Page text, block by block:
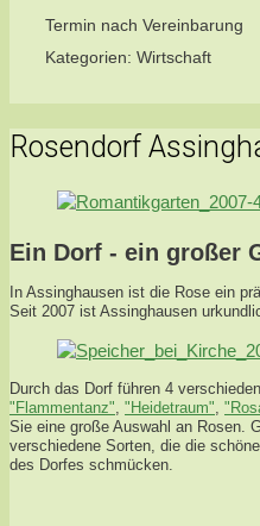
Termin nach Vereinbarung
Kategorien: Wirtschaft
Rosendorf
Ein Dorf - ein großer
In Assinghausen ist die Rose ein
Seit 2007 ist Assinghausen
Durch das Dorf führen 4
"Flammentanz", "Heidetraum",
Sie eine große Auswahl an Rosen.
verschiedene Sorten, die die
des Dorfes schmücken.